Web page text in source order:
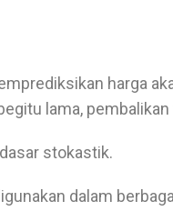
harga
lama,
stokastik.
dalam